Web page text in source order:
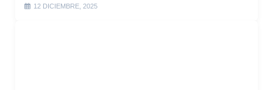
12 DICIEMBRE, 2025